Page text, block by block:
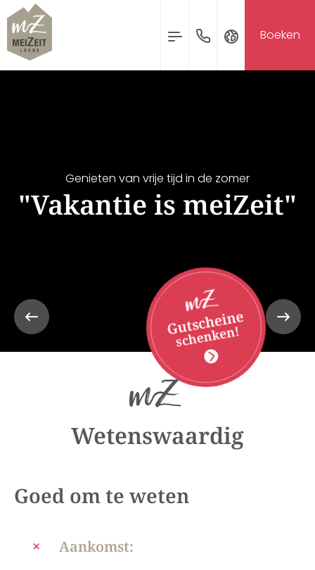
MENU Boeken
08 AUG 09 AUG
Genieten van vrije tijd in de zomer
"Vakantie is meiZeit"
Gutscheine
schenken!
Wetenswaardig
Goed om te weten
Aankomst: